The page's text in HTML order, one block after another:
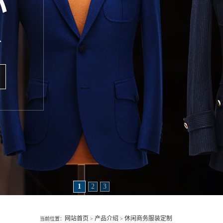
1 2 3
当前位置： 网站首页 > 产品介绍 > 休闲商务服装定制